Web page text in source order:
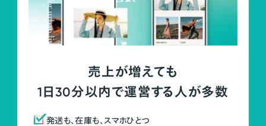
売上が増えても
1日30分以内で運営する人が多数
発送も、在庫も、スマホひとつ